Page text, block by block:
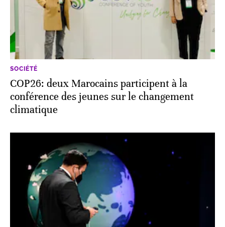
SOCIÉTÉ
COP26: deux Marocains participent à la
conférence des jeunes sur le changement
climatique